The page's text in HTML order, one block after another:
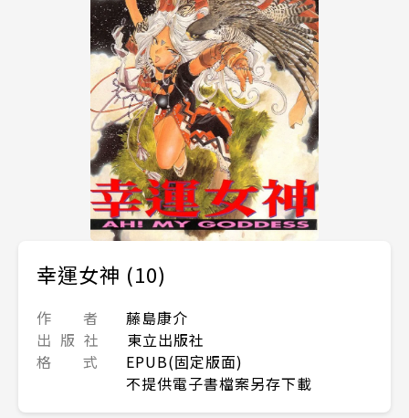
幸運女神 (10)
作 者
藤島康介
出 版 社
東立出版社
格 式
EPUB(固定版面)
不提供電子書檔案另存下載